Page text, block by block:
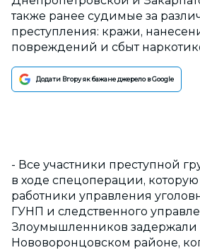
также ранее судимые за
преступления: кражи,
повреждений и сбыт
Додати Вгору як бажане джерело в Google
- Все участники преступной
в ходе спецоперации,
работники управления
ГУНП и следственного
Злоумышленников задержали
Нововоронцовском районе,